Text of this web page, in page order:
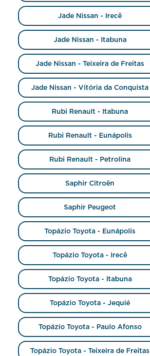
Jade Nissan - Irecê
Jade Nissan - Itabuna
Jade Nissan - Teixeira de Freitas
Jade Nissan - Vitória da Conquista
Rubi Renault - Itabuna
Rubi Renault - Eunápolis
Rubi Renault - Petrolina
Saphir Citroën
Saphir Peugeot
Topázio Toyota - Eunápolis
Topázio Toyota - Irecê
Topázio Toyota - Itabuna
Topázio Toyota - Jequié
Topázio Toyota - Paulo Afonso
Topázio Toyota - Teixeira de Freitas